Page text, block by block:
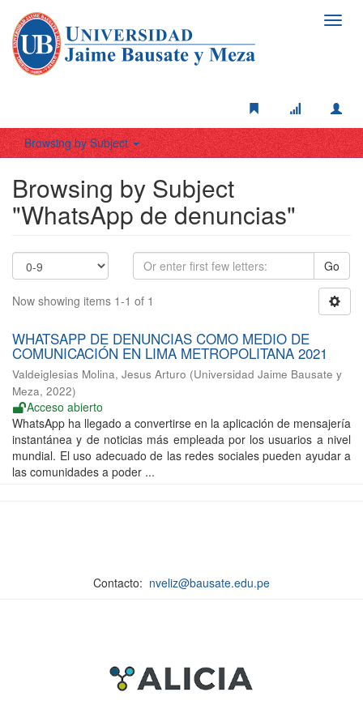
Browsing by Subject
Browsing by Subject
"WhatsApp de denuncias"
Go
Now showing items 1-1 of 1
WHATSAPP DE DENUNCIAS COMO MEDIO DE
COMUNICACIÓN EN LIMA METROPOLITANA 2021
Valdeiglesias Molina, Jesus Arturo (Universidad Jaime Bausate y
Meza, 2022)
Acceso abierto
WhatsApp ha llegado a convertirse en la aplicación de mensajería
instantánea y de noticias más empleada por los usuarios a nivel
mundial. El uso adecuado de las redes sociales pueden ayudar a
las comunidades a poder ...
Contacto: nveliz@bausate.edu.pe